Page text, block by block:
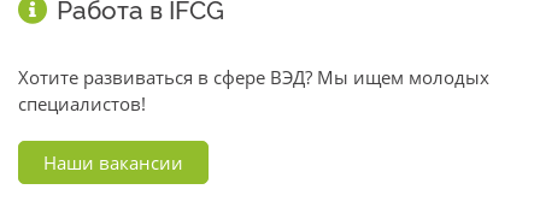
Работа в IFCG
Хотите развиваться в сфере ВЭД? Мы ищем молодых
специалистов!
Наши вакансии